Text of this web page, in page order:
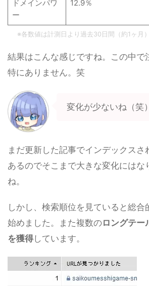
ドメインパワ
ー
12.9％
※各数値は計測日より過去30日間（約1ヶ月
結果はこんな感じですね。この中で
特にありません。笑
変化が少ないね（笑）
まだ更新した記事でインデックスさ
あるのでそこまで大きな変化にはな
ね。
しかし、検索順位を見ていると総合
始めました。また複数のロングテー
を獲得しています。